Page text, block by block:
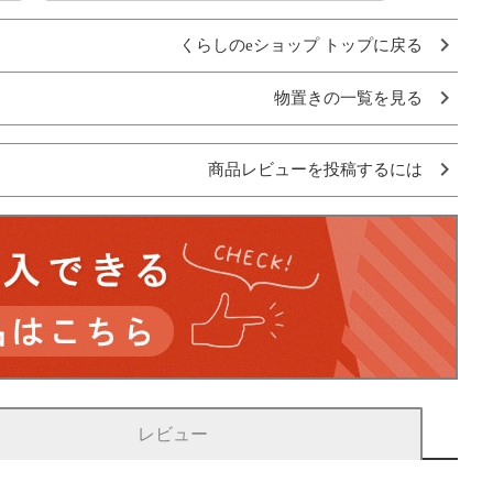
くらしのeショップ トップに戻る
物置きの一覧を見る
商品レビューを投稿するには
レビュー